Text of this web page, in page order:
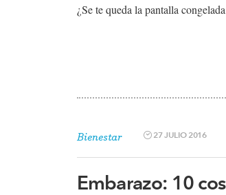
¿Se te queda la pantalla
Bienestar 27 JULIO 2016
Embarazo: 10